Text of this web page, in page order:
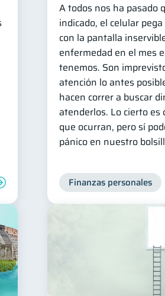
de deudas
A todos nos ha pasado
indicado, el celular
con la pantalla
enfermedad en el mes
tenemos. Son
atención lo antes
hacen correr a buscar
atenderlos. Lo cierto es
que ocurran, pero sí
pánico en nuestro
Finanzas personales